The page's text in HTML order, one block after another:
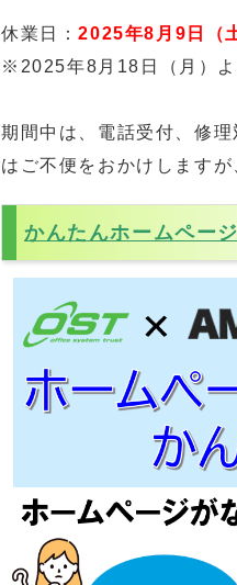
休業日：2025年8月9日（
※2025年8月18日（月）よ
期間中は、電話受付、修
はご不便をおかけします
かんたんホームペー